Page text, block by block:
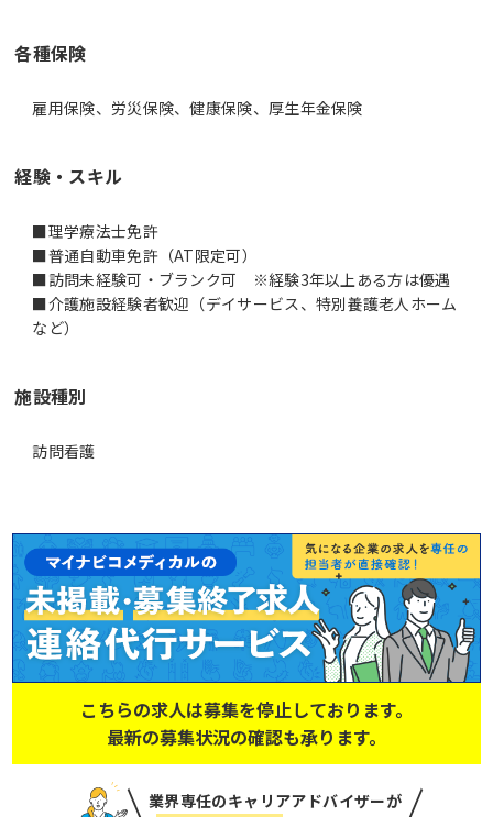
各種保険
雇用保険、労災保険、健康保険、厚生年金保険
経験・スキル
■理学療法士免許
■普通自動車免許（AT限定可）
■訪問未経験可・ブランク可 ※経験3年以上ある方は優遇
■介護施設経験者歓迎（デイサービス、特別養護老人ホーム
など）
施設種別
訪問看護
こちらの求人は募集を停止しております。
最新の募集状況の確認も承ります。
業界専任のキャリアアドバイザーが